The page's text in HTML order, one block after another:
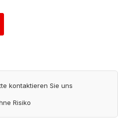
kontaktieren Sie uns
Risiko